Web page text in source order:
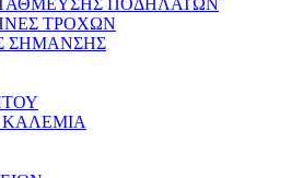
ΠΟΔΗΛΑΤΩΝ
ΤΡΟΧΩΝ
ΣΗΜΑΝΣΗΣ
ΚΑΛΕΜΙΑ